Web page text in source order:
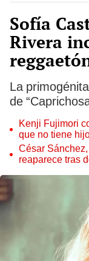
Sofía
Rivera
La
de
Kenji Fujimori
que no tiene
proceso judicial"
César
reaparece tras